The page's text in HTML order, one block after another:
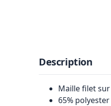
Description
Maille filet
65%